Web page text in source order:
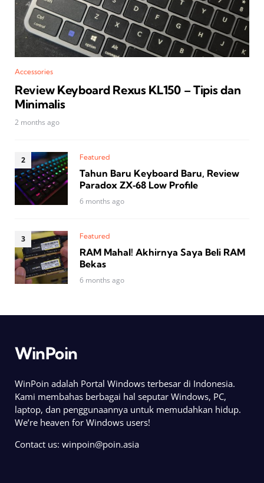
Accessories
Review Keyboard Rexus KL150 – Tipis dan
Minimalis
2 months ago
Featured
Tahun Baru Keyboard Baru, Review
Paradox ZX‑68 Low Profile
6 months ago
Featured
RAM Mahal! Akhirnya Saya Beli RAM
Bekas
6 months ago
WinPoin
WinPoin adalah Portal Windows terbesar di Indonesia.
Kami membahas berbagai hal seputar Windows, PC,
laptop, dan penggunaannya untuk memudahkan hidup.
We’re heaven for Windows users!
Contact us: winpoin@poin.asia